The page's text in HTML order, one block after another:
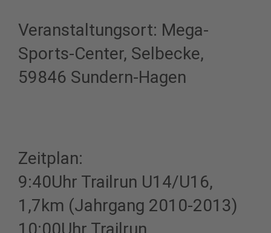
Veranstaltungsort: Mega-
Sports-Center, Selbecke,
59846 Sundern-Hagen
Zeitplan:
9:40Uhr Trailrun U14/U16,
1,7km (Jahrgang 2010-2013)